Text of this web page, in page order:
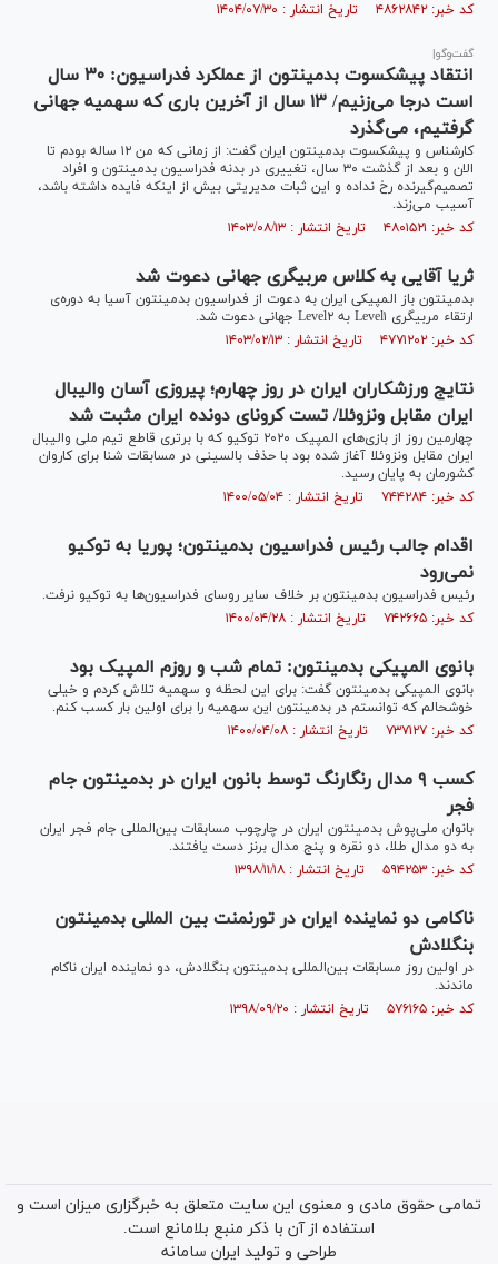
کد خبر: ۴۸۶۲۸۴۲ تاریخ انتشار : ۱۴۰۴/۰۷/۳۰
گفت‌وگو|
انتقاد پیشکسوت بدمینتون از عملکرد فدراسیون: ۳۰ سال
است درجا می‌زنیم/ ۱۳ سال از آخرین باری که سهمیه جهانی
گرفتیم، می‌گذرد
کارشناس و پیشکسوت بدمینتون ایران گفت: از زمانی که من ۱۲ ساله بودم تا
الان و بعد از گذشت ۳۰ سال، تغییری در بدنه فدراسیون بدمینتون و افراد
تصمیم‌گیرنده رخ نداده و این ثبات مدیریتی بیش از اینکه فایده داشته باشد،
آسیب می‌زند.
کد خبر: ۴۸۰۱۵۲۱ تاریخ انتشار : ۱۴۰۳/۰۸/۱۳
ثریا آقایی به کلاس مربیگری جهانی دعوت شد
بدمینتون باز المپیکی ایران به دعوت از فدراسیون بدمینتون آسیا به دوره‌ی
ارتقاء مربیگری Level۱ به Level۲ جهانی دعوت شد.
کد خبر: ۴۷۷۱۲۰۲ تاریخ انتشار : ۱۴۰۳/۰۲/۱۳
نتایج ورزشکاران ایران در روز چهارم؛ پیروزی آسان والیبال
ایران مقابل ونزوئلا/ تست کرونای دونده ایران مثبت شد
چهارمین روز از بازی‌های المپیک ۲۰۲۰ توکیو که با برتری قاطع تیم ملی والیبال
ایران مقابل ونزوئلا آغاز شده بود با حذف بالسینی در مسابقات شنا برای کاروان
کشورمان به پایان رسید.
کد خبر: ۷۴۴۲۸۴ تاریخ انتشار : ۱۴۰۰/۰۵/۰۴
اقدام جالب رئیس فدراسیون بدمینتون؛ پوریا به توکیو
نمی‌رود
رئیس فدراسیون بدمینتون بر خلاف سایر روسای فدراسیون‌ها به توکیو نرفت.
کد خبر: ۷۴۲۶۶۵ تاریخ انتشار : ۱۴۰۰/۰۴/۲۸
بانوی المپیکی بدمینتون: تمام شب و روزم المپیک بود
بانوی المپیکی بدمینتون گفت: برای این لحظه و سهمیه تلاش کردم و خیلی
خوشحالم که توانستم در بدمینتون این سهمیه را برای اولین بار کسب کنم.
کد خبر: ۷۳۷۱۲۷ تاریخ انتشار : ۱۴۰۰/۰۴/۰۸
کسب ۹ مدال رنگارنگ توسط بانون ایران در بدمینتون جام
فجر
بانوان ملی‌پوش بدمینتون ایران در چارچوب مسابقات بین‌المللی جام فجر ایران
به دو مدال طلا، دو نقره و پنج مدال برنز دست یافتند.
کد خبر: ۵۹۴۲۵۳ تاریخ انتشار : ۱۳۹۸/۱۱/۱۸
ناکامی دو نماینده ایران در تورنمنت بین المللی بدمینتون
بنگلادش
در اولین روز مسابقات بین‌المللی بدمینتون بنگلادش، دو نماینده ایران ناکام
ماندند.
کد خبر: ۵۷۶۱۶۵ تاریخ انتشار : ۱۳۹۸/۰۹/۲۰
تمامی حقوق مادی و معنوی این سایت متعلق به خبرگزاری میزان است و
استفاده از آن با ذکر منبع بلامانع است.
طراحی و تولید ایران سامانه